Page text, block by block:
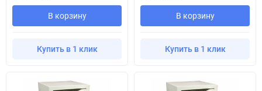
В корзину
Купить в 1 клик
В корзину
Купить в 1 клик